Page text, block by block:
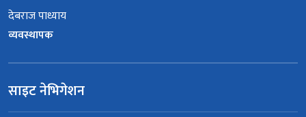
देबराज पाध्याय
व्यवस्थापक
साइट नेभिगेशन